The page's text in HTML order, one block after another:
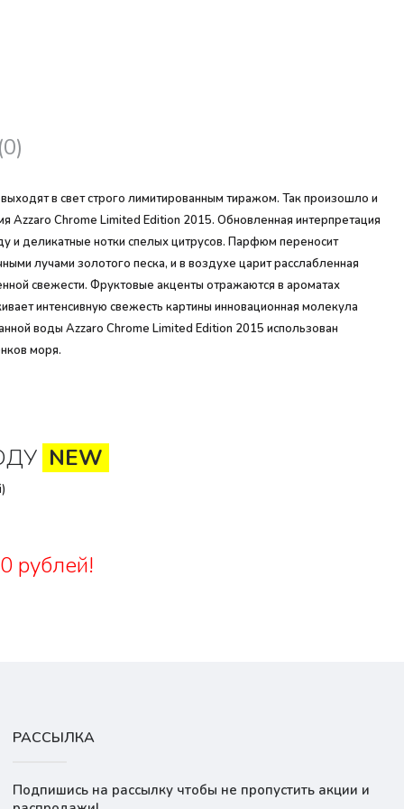
в свет строго лимитированным тиражом. Так произошло и
Azzaro Chrome Limited Edition 2015. Обновленная интерпретация
и деликатные нотки спелых цитрусов. Парфюм переносит
лучами золотого песка, и в воздухе царит расслабленная
свежести. Фруктовые акценты отражаются в ароматах
интенсивную свежесть картины инновационная молекула
воды Azzaro Chrome Limited Edition 2015 использован
моря.
NEW
рублей!
РАССЫЛКА
Подпишись на рассылку чтобы не пропустить акции и